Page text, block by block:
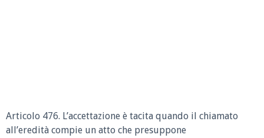
Articolo 476. L’accettazione è tacita quando il chiamato
all’eredità compie un atto che presuppone